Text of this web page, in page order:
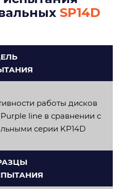
SP14D
работы дисков
line в сравнении с
серии KP14D